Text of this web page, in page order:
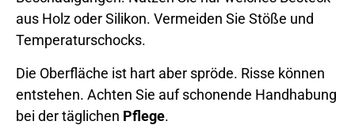
aus Holz oder Silikon. Vermeiden Sie Stöße und
Temperaturschocks.
Die Oberfläche ist hart aber spröde. Risse können
entstehen. Achten Sie auf schonende Handhabung
bei der täglichen Pflege.